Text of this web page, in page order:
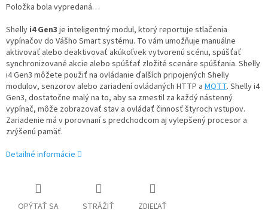
Položka bola vypredaná…
Shelly i4 Gen3 je inteligentný modul, ktorý reportuje stlačenia
vypínačov do Vášho Smart systému. To vám umožňuje manuálne
aktivovať alebo deaktivovať akúkoľvek vytvorenú scénu, spúšťať
synchronizované akcie alebo spúšťať zložité scenáre spúšťania. Shelly
i4 Gen3 môžete použiť na ovládanie ďalších pripojených Shelly
modulov, senzorov alebo zariadení ovládaných HTTP a MQTT. Shelly i4
Gen3, dostatočne malý na to, aby sa zmestil za každý nástenný
vypínač, môže zobrazovať stav a ovládať činnosť štyroch vstupov.
Zariadenie má v porovnaní s predchodcom aj vylepšený procesor a
zvýšenú pamäť.
Detailné informácie
OPÝTAŤ SA STRÁŽIŤ ZDIEĽAŤ